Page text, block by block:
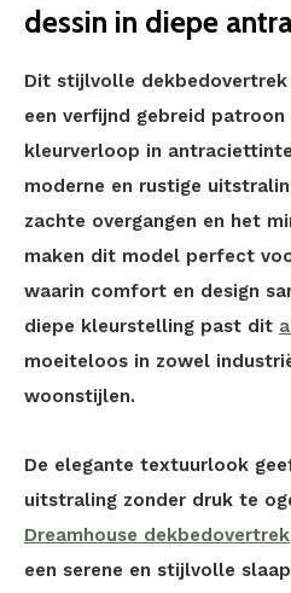
dessin in diepe
Dit stijlvolle dekbedovertrek
een verfijnd gebreid
kleurverloop in
moderne en rustige
zachte overgangen en het
maken dit model perfect
waarin comfort en design
diepe kleurstelling past dit
moeiteloos in zowel
woonstijlen.
De elegante textuurlook
uitstraling zonder druk te
Dreamhouse dekbedovertrek
een serene en stijlvolle